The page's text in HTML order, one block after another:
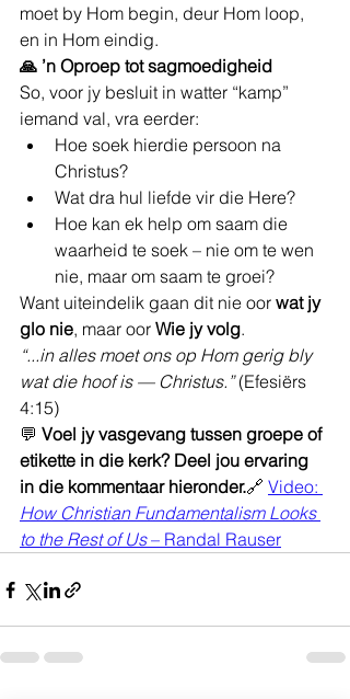
moet by Hom begin, deur Hom loop,
en in Hom eindig.
🙏 ’n Oproep tot sagmoedigheid
So, voor jy besluit in watter “kamp”
iemand val, vra eerder:
Hoe soek hierdie persoon na
Christus?
Wat dra hul liefde vir die Here?
Hoe kan ek help om saam die
waarheid te soek – nie om te wen
nie, maar om saam te groei?
Want uiteindelik gaan dit nie oor wat jy
glo nie, maar oor Wie jy volg.
“...in alles moet ons op Hom gerig bly
wat die hoof is — Christus.” (Efesiërs
4:15)
💬 Voel jy vasgevang tussen groepe of
etikette in die kerk? Deel jou ervaring
in die kommentaar hieronder.🔗 Video:
How Christian Fundamentalism Looks
to the Rest of Us – Randal Rauser